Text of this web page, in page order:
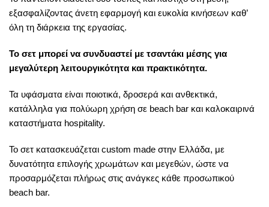
εξασφαλίζοντας άνετη εφαρμογή και ευκολία κινήσεων καθ’
όλη τη διάρκεια της εργασίας.
Το σετ μπορεί να συνδυαστεί με τσαντάκι μέσης για
μεγαλύτερη λειτουργικότητα και πρακτικότητα.
Τα υφάσματα είναι ποιοτικά, δροσερά και ανθεκτικά,
κατάλληλα για πολύωρη χρήση σε beach bar και καλοκαιρινά
καταστήματα hospitality.
Το σετ κατασκευάζεται custom made στην Ελλάδα, με
δυνατότητα επιλογής χρωμάτων και μεγεθών, ώστε να
προσαρμόζεται πλήρως στις ανάγκες κάθε προσωπικού
beach bar.